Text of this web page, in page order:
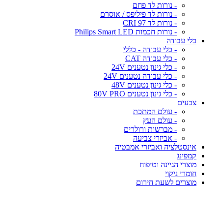
- נורות לד פחם
- נורות לד פיליפס / אוסרם
- נורות לד CRI 97
- נורות חכמות Philips Smart LED
כלי עבודה
- כלי עבודה - כללי
- כלי עבודה CAT
- כלי גינון נטענים 24V
- כלי עבודה נטענים 24V
- כלי גינון נטענים 48V
- כלי גינון נטענים 80V PRO
צבעים
- עולם המתכת
- עולם העץ
- מברשות ורולרים
- אביזרי צביעה
אינסטלציה ואביזרי אמבטיה
קמפינג
מוצרי הגיינה וטיפוח
חומרי ניקוי
מוצרים לשעת חירום